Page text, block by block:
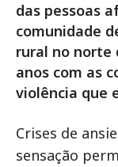
das pessoas
comunidade
rural no norte
anos com as
violência que
Crises de
sensação